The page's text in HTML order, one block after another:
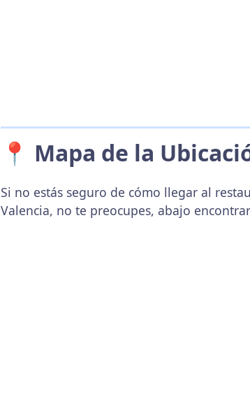
📍 Mapa de la
Si no estás seguro de cómo llegar al
Valencia, no te preocupes, abajo